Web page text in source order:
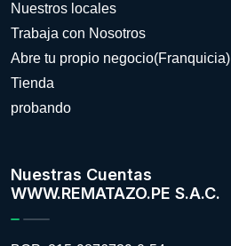
Nuestros locales
Trabaja con Nosotros
Abre tu propio negocio(Franquicia)
Tienda
probando
Nuestras Cuentas
WWW.REMATAZO.PE S.A.C.